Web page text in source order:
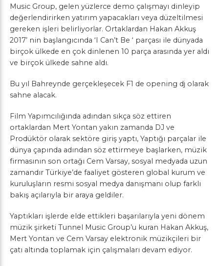
Music Group, gelen yüzlerce demo çalışmayı dinleyip
değerlendirirken yatırım yapacakları veya düzeltilmesi
gereken işleri belirliyorlar. Ortaklardan Hakan Akkuş
2017’ nin başlangıcında ‘I Can’t Be ‘ parçası ile dünyada
birçok ülkede en çok dinlenen 10 parça arasında yer aldı
ve birçok ülkede sahne aldı.
Bu yıl Bahreynde gerçekleşecek F1 de opening dj olarak
sahne alacak.
Film Yapımcılığında adından sıkça söz ettiren
ortaklardan Mert Yontan yakın zamanda DJ ve
Prodüktör olarak sektöre giriş yaptı, Yaptığı parçalar ile
dünya çapında adından söz ettirmeye başlarken, müzik
firmasının son ortağı Cem Varsay, sosyal medyada uzun
zamandır Türkiye’de faaliyet gösteren global kurum ve
kuruluşların resmi sosyal medya danışmanı olup farklı
bakış açılarıyla bir araya geldiler.
Yaptıkları işlerde elde ettikleri başarılarıyla yeni dönem
müzik şirketi Tunnel Music Group’u kuran Hakan Akkuş,
Mert Yontan ve Cem Varsay elektronik müzikçileri bir
çatı altında toplamak için çalışmaları devam ediyor.